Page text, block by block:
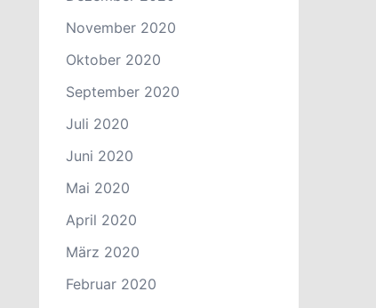
November 2020
Oktober 2020
September 2020
Juli 2020
Juni 2020
Mai 2020
April 2020
März 2020
Februar 2020